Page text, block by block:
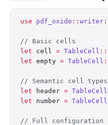
use pdf_oxide :: writer
// Basic cells
let cell = TableCell ::
let empty = TableCell
// Semantic cell types
let header = TableCell
let number = TableCell
// Full configuration